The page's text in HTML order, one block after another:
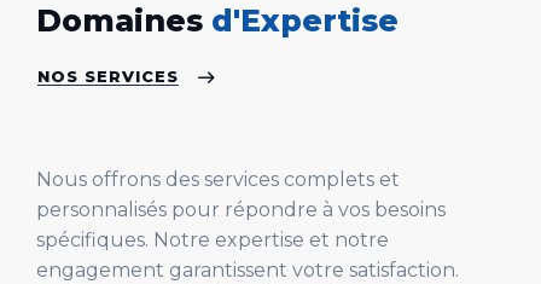
Domaines d'Expertise
NOS SERVICES
Nous offrons des services complets et
personnalisés pour répondre à vos besoins
spécifiques. Notre expertise et notre
engagement garantissent votre satisfaction.